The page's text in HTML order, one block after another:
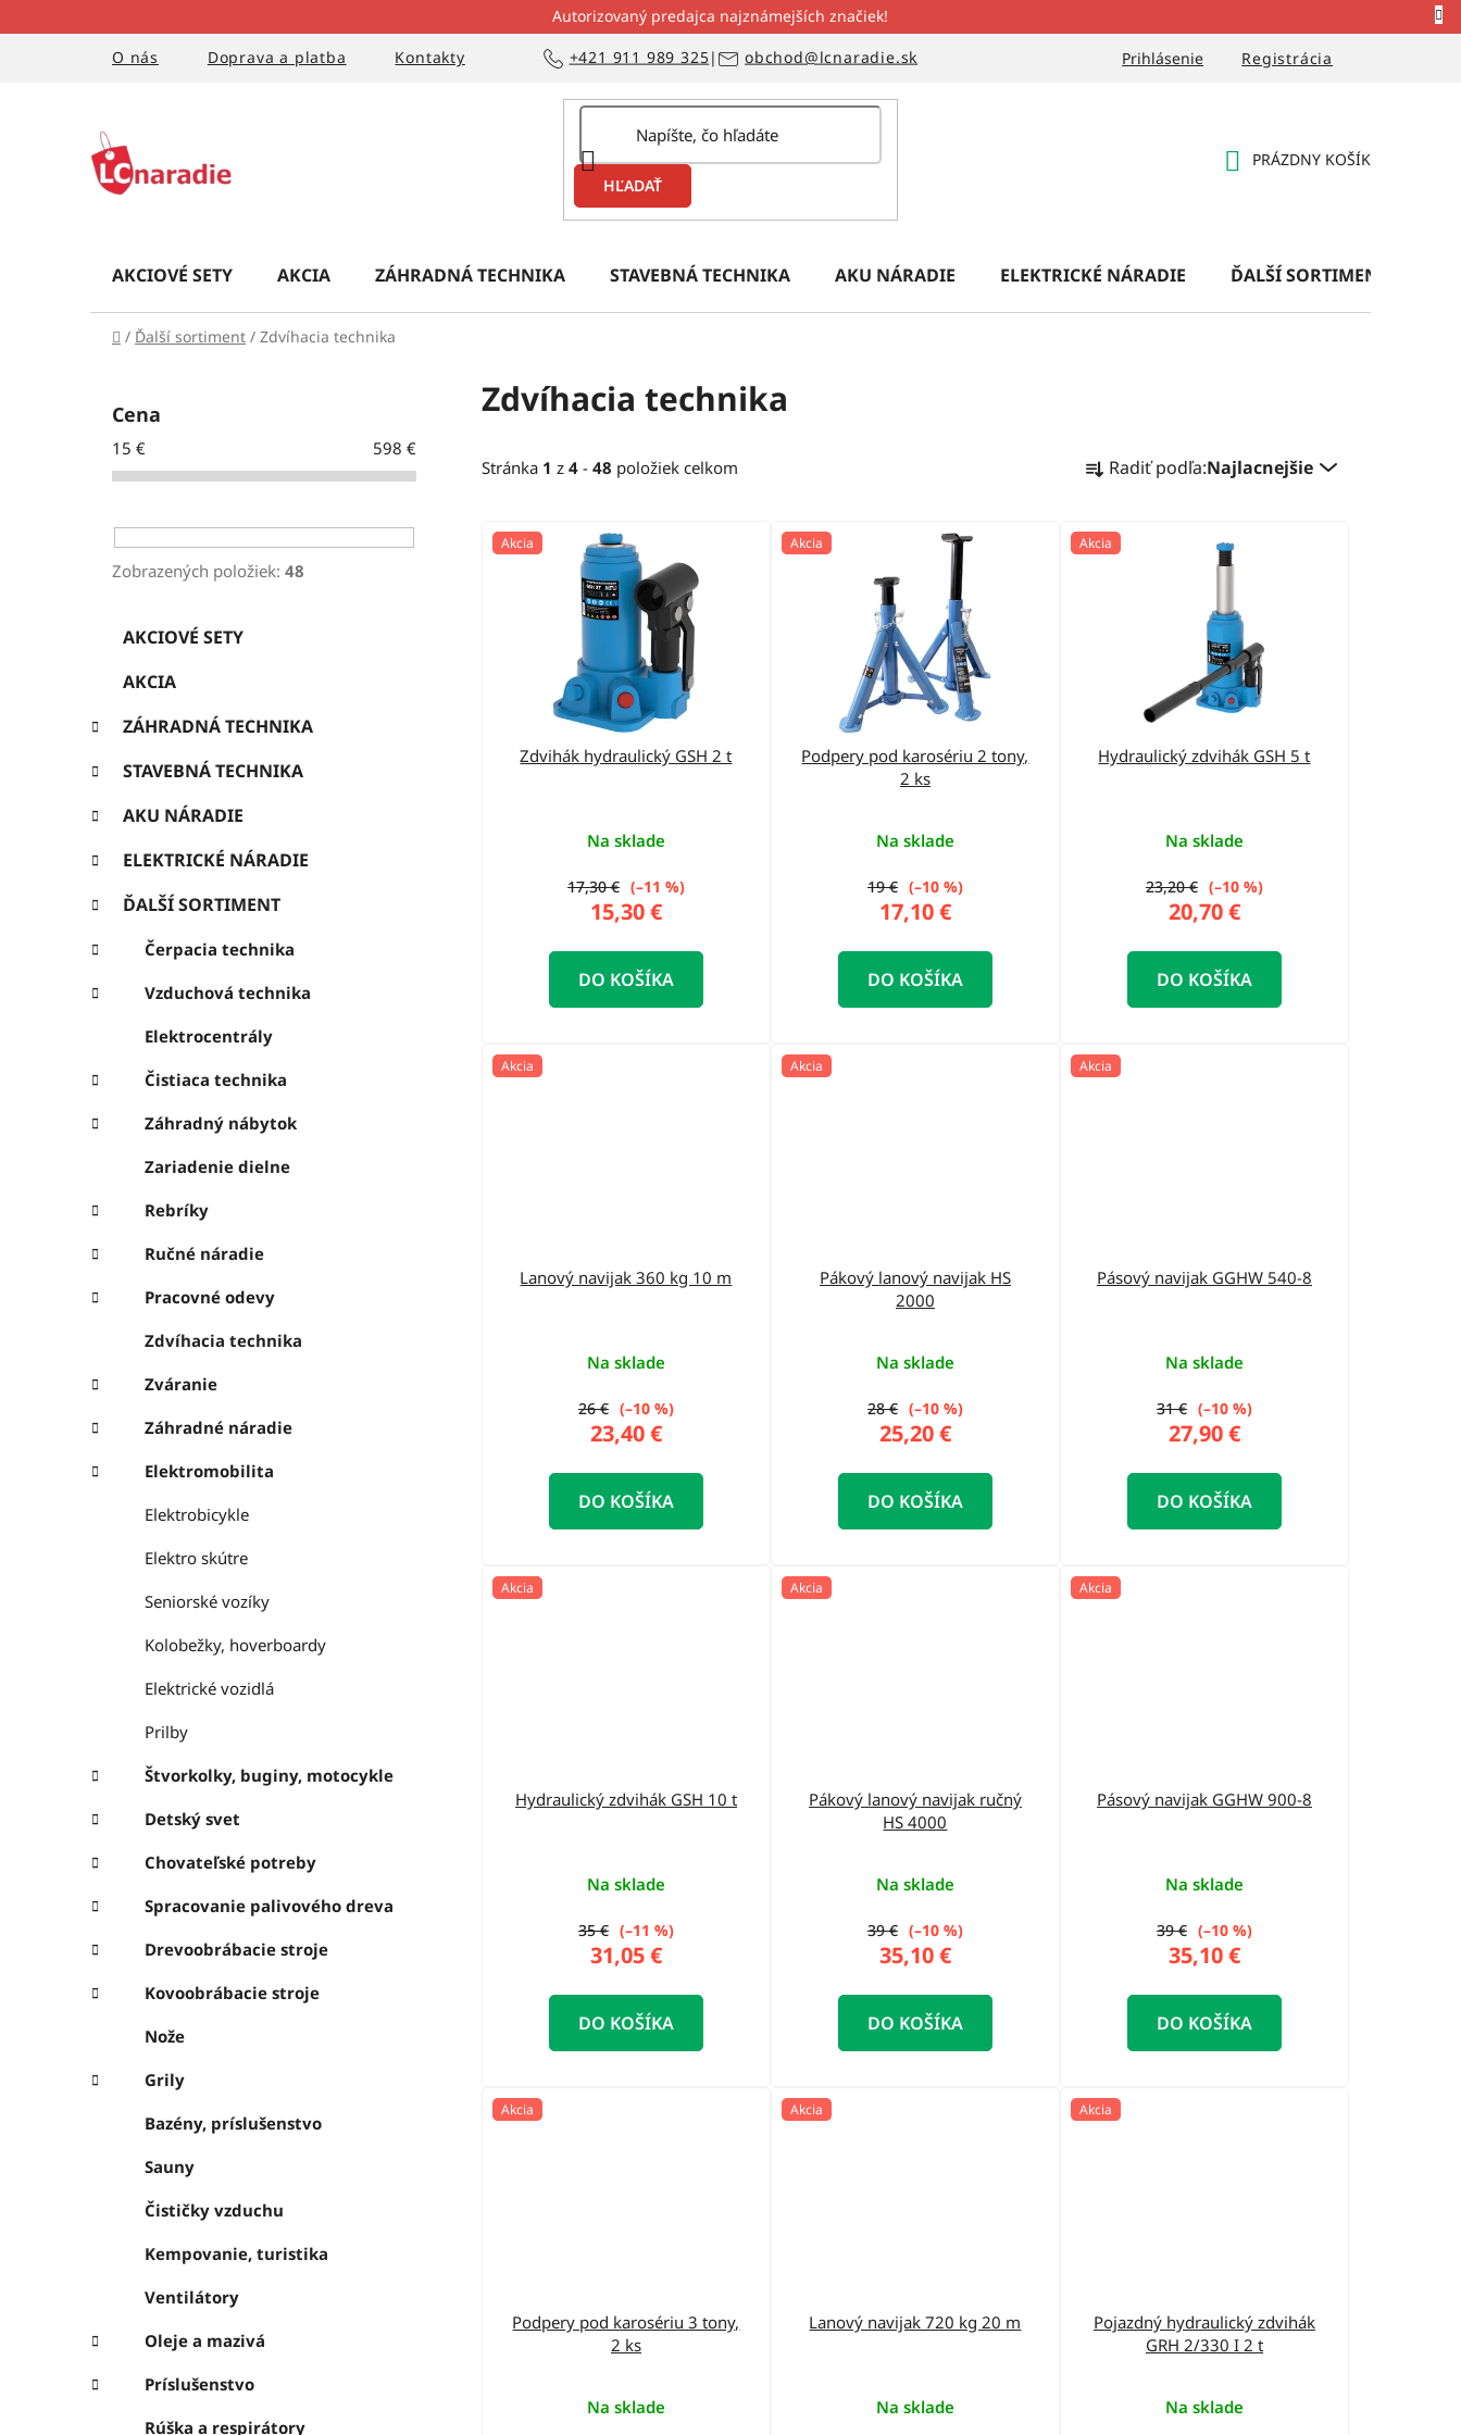
na
Autorizovaný predajca najznámejších značiek!
O nás
Doprava a platba Kontakty Prihlásenie Registrácia
+421 911 989 325| obchod@lcnaradie.sk
HĽADAŤ
PRÁZDNY KOŠÍK
AKCIOVÉ SETY AKCIA ZÁHRADNÁ TECHNIKA STAVEBNÁ TECHNIKA AKU NÁRADIE ELEKTRICKÉ NÁRADIE ĎALŠÍ SORTIMENT
Domov
/ Ďalší sortiment / Zdvíhacia technika
Cena
15 € 598 €
Zobrazených položiek: 48
kategórie
g
r
e
AKCIOVÉ SETY
AKCIA
ZÁHRADNÁ TECHNIKA
STAVEBNÁ TECHNIKA
AKU NÁRADIE
ELEKTRICKÉ NÁRADIE
ĎALŠÍ SORTIMENT
Čerpacia technika
Vzduchová technika
Elektrocentrály
Čistiaca technika
Záhradný nábytok
Zariadenie dielne
Rebríky
Ručné náradie
Pracovné odevy
Zdvíhacia technika
Zváranie
Záhradné náradie
Elektromobilita
Elektrobicykle
Elektro skútre
Seniorské vozíky
Kolobežky, hoverboardy
Elektrické vozidlá
Prilby
Štvorkolky, buginy, motocykle
Detský svet
Chovateľské potreby
Spracovanie palivového dreva
Drevoobrábacie stroje
Kovoobrábacie stroje
Nože
Grily
Bazény, príslušenstvo
Sauny
Čističky vzduchu
Kempovanie, turistika
Ventilátory
Oleje a mazivá
Príslušenstvo
Rúška a respirátory
Zdvíhacia technika
Stránka 1 z 4 - 48 položiek celkom R
a
e
o
Radiť podľa:Najlacnejšie
V
ý
Akcia
Zdvihák hydraulický GSH 2 t
Na sklade
15,30 €
17,30 € (–11 %)
DO KOŠÍKA
Akcia
Podpery pod karosériu 2 tony,
2 ks
Na sklade
17,10 €
19 € (–10 %)
DO KOŠÍKA
Akcia
Hydraulický zdvihák GSH 5 t
Na sklade
20,70 €
23,20 € (–10 %)
DO KOŠÍKA
Akcia
Lanový navijak 360 kg 10 m
Na sklade
23,40 €
26 € (–10 %)
DO KOŠÍKA
Akcia
Pákový lanový navijak HS
2000
Na sklade
25,20 €
28 € (–10 %)
DO KOŠÍKA
Akcia
Pásový navijak GGHW 540-8
Na sklade
27,90 €
31 € (–10 %)
DO KOŠÍKA
Akcia
Hydraulický zdvihák GSH 10 t
Na sklade
31,05 €
35 € (–11 %)
DO KOŠÍKA
Akcia
Pákový lanový navijak ručný
HS 4000
Na sklade
35,10 €
39 € (–10 %)
DO KOŠÍKA
Akcia
Pásový navijak GGHW 900-8
Na sklade
35,10 €
39 € (–10 %)
DO KOŠÍKA
Akcia
Podpery pod karosériu 3 tony,
2 ks
Na sklade
Akcia
Lanový navijak 720 kg 20 m
Na sklade
Akcia
Pojazdný hydraulický zdvihák
GRH 2/330 I 2 t
Na sklade